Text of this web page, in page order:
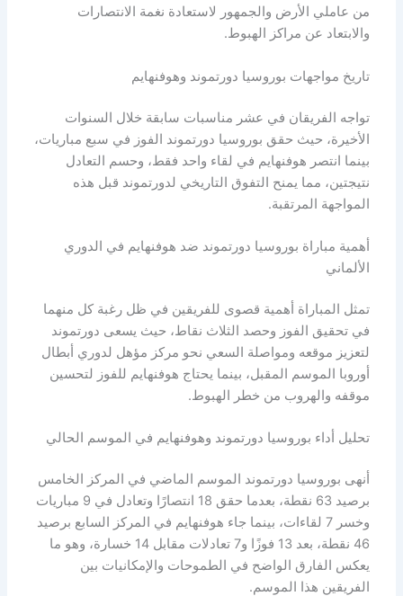
من عاملي الأرض والجمهور لاستعادة نغمة الانتصارات
والابتعاد عن مراكز الهبوط.
تاريخ مواجهات بوروسيا دورتموند وهوفنهايم
تواجه الفريقان في عشر مناسبات سابقة خلال السنوات
الأخيرة، حيث حقق بوروسيا دورتموند الفوز في سبع مباريات،
بينما انتصر هوفنهايم في لقاء واحد فقط، وحسم التعادل
نتيجتين، مما يمنح التفوق التاريخي لدورتموند قبل هذه
المواجهة المرتقبة.
أهمية مباراة بوروسيا دورتموند ضد هوفنهايم في الدوري
الألماني
تمثل المباراة أهمية قصوى للفريقين في ظل رغبة كل منهما
في تحقيق الفوز وحصد الثلاث نقاط، حيث يسعى دورتموند
لتعزيز موقعه ومواصلة السعي نحو مركز مؤهل لدوري أبطال
أوروبا الموسم المقبل، بينما يحتاج هوفنهايم للفوز لتحسين
موقفه والهروب من خطر الهبوط.
تحليل أداء بوروسيا دورتموند وهوفنهايم في الموسم الحالي
أنهى بوروسيا دورتموند الموسم الماضي في المركز الخامس
برصيد 63 نقطة، بعدما حقق 18 انتصارًا وتعادل في 9 مباريات
وخسر 7 لقاءات، بينما جاء هوفنهايم في المركز السابع برصيد
46 نقطة، بعد 13 فوزًا و7 تعادلات مقابل 14 خسارة، وهو ما
يعكس الفارق الواضح في الطموحات والإمكانيات بين
الفريقين هذا الموسم.